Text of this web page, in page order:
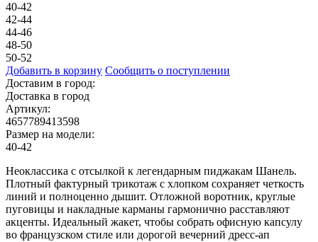
40-42
42-44
44-46
48-50
50-52
Добавить в корзину Сообщить о поступлении
Доставим в город:
Доставка в город
Артикул:
4657789413598
Размер на модели:
40-42
Неоклассика с отсылкой к легендарным пиджакам Шанель.
Плотный фактурный трикотаж с хлопком сохраняет четкость
линий и полноценно дышит. Отложной воротник, круглые
пуговицы и накладные карманы гармонично расставляют
акценты. Идеальный жакет, чтобы собрать офисную капсулу
во французском стиле или дорогой вечерний дресс-ап